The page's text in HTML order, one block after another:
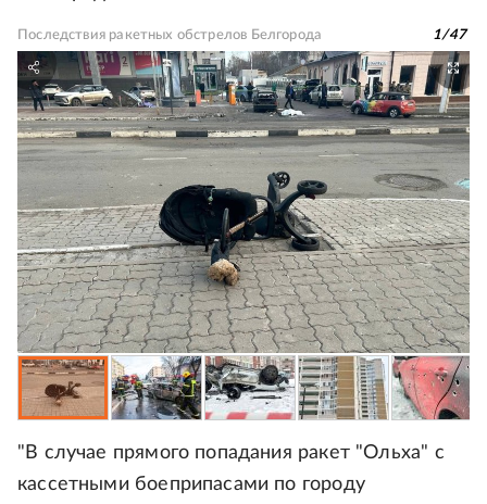
Последствия ракетных обстрелов Белгорода 1/47
"В случае прямого попадания ракет "Ольха" с
кассетными боеприпасами по городу